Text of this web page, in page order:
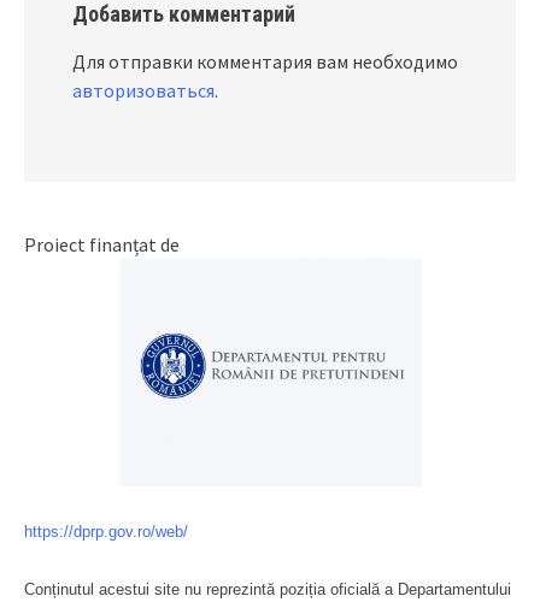
Добавить комментарий
Для отправки комментария вам необходимо
авторизоваться.
Proiect finanțat de
https://dprp.gov.ro/web/
Conținutul acestui site nu reprezintă poziția oficială a Departamentului